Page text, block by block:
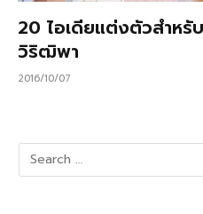
20 ไอเดียแต่งตัวสำหรั
วิริฒิพา
2016/10/07